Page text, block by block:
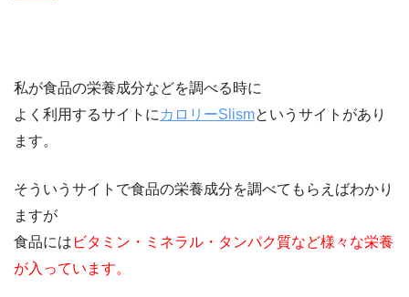
私が食品の栄養成分などを調べる時に
よく利用するサイトに カロリーSlismというサイトがあり
ます。
そういうサイトで食品の栄養成分を調べてもらえばわかり
ますが
食品には ビタミン・ミネラル・タンパク質など様々な栄養
が入っています。